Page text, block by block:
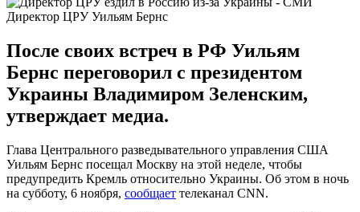
Директор ЦРУ Уильям Бернс
После своих встреч в РФ Уильям
Бернс переговорил с президентом
Украины Владимиром Зеленским,
утверждает медиа.
Глава Центрального разведывательного управления США
Уильям Бернс посещал Москву на этой неделе, чтобы
предупредить Кремль относительно Украины. Об этом в ночь
на субботу, 6 ноября, сообщает телеканал CNN.